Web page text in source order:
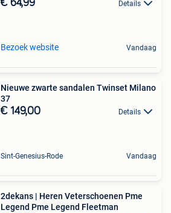
€ 64,99 Details
Bezoek website Vandaag
Nieuwe zwarte sandalen Twinset Milano
37
€ 149,00 Details
Sint-Genesius-Rode Vandaag
2dekans | Heren Veterschoenen Pme
Legend Pme Legend Fleetman